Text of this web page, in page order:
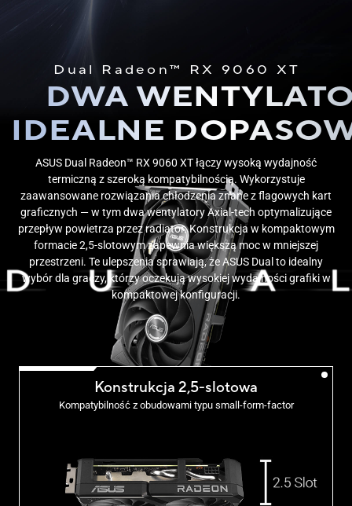
Dual Radeon™ RX 9060 XT
DWA
IDEALNE
ASUS Dual Radeon™ RX 9060 XT łączy wysoką wydajność
termiczną z szeroką kompatybilnością. Wykorzystuje
zaawansowane rozwiązania chłodzenia znane z flagowych kart
graficznych — w tym dwa wentylatory Axial-tech optymalizujące
przepływ powietrza przez radiator. Konstrukcja w kompaktowym
formacie 2,5-slotowym zapewnia większą moc w mniejszej
przestrzeni. Te ulepszenia sprawiają, że ASUS Dual to idealny
wybór dla graczy, którzy oczekują wysokiej wydajności grafiki w
kompaktowej konfiguracji.
Konstrukcja 2,5-slotowa
Kompatybilność z obudowami typu small-form-factor